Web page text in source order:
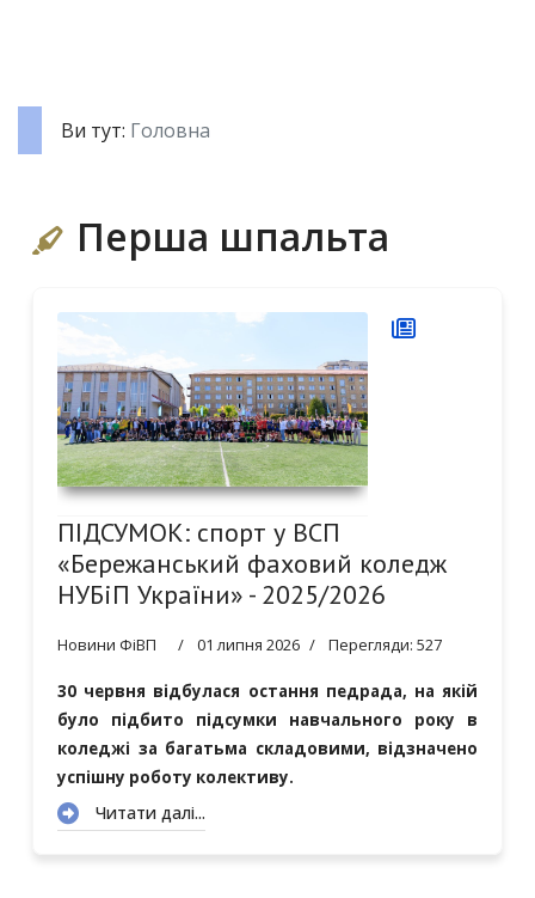
Ви тут: Головна
Перша шпальта
ПІДСУМОК: спорт у ВСП
«Бережанський фаховий коледж
НУБіП України» - 2025/2026
Новини ФіВП 01 липня 2026 Перегляди: 527
30 червня відбулася остання педрада, на якій
було підбито підсумки навчального року в
коледжі за багатьма складовими, відзначено
успішну роботу колективу.
Читати далі...